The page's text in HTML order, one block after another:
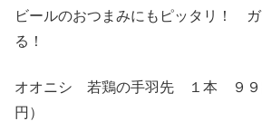
ビールのおつまみにもピッタリ！
る！
オオニシ 若鶏の手羽先 １本 ９９
円）